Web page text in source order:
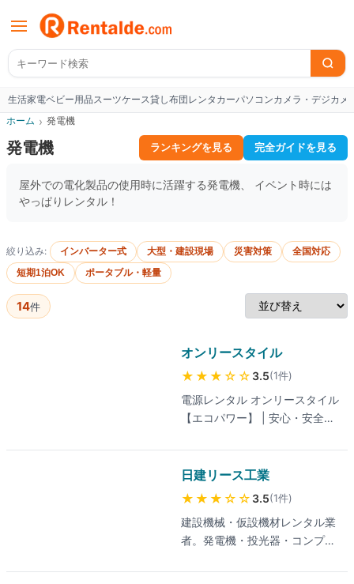
生活家電ベビー用品スーツケース貸し布団レンタカーパソコンカメラ・デジカメ
ホーム › 発電機
発電機 ランキングを見る 完全ガイドを見る
屋外での電化製品の使用時に活躍する発電機、 イベント時には
やっぱりレンタル！
絞り込み: インバーター式 大型・建設現場 災害対策
全国対応
短期1泊OK
ポータブル・軽量
14件
オンリースタイル
★★★ ☆☆ 3.5(1件)
電源レンタル オンリースタイル
【エコパワー】 | 安心・安全の
ベント、法定停電、建設現場・
工事などの電源確保に最適。発
電機の代替に リチウムイオンバ
日建リース工業
★★★ ☆☆ 3.5(1件)
建設機械・仮設機材レンタル業
者。発電機・投光器・コンプレ
い機材を全国の営業所で取扱